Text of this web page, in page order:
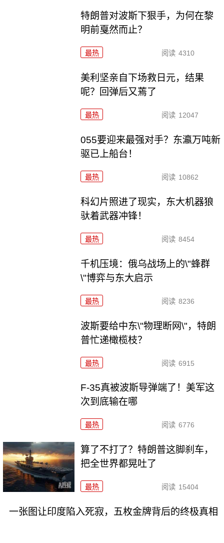
特朗普对波斯下狠手，为何在黎
明前戛然而止？
最热 阅读 4310
美利坚亲自下场救日元，结果
呢？回弹后又蔫了
最热 阅读 12047
055要迎来最强对手？东瀛万吨新
驱已上船台！
最热 阅读 10862
科幻片照进了现实，东大机器狼
驮着武器冲锋！
最热 阅读 8454
千机压境：俄乌战场上的\"蜂群
\"博弈与东大启示
最热 阅读 8236
波斯要给中东\"物理断网\"，特朗
普忙递橄榄枝？
最热 阅读 6915
F-35真被波斯导弹端了！美军这
次到底输在哪
最热 阅读 6776
算了不打了？特朗普这脚刹车，
把全世界都晃吐了
最热 阅读 15404
一张图让印度陷入死寂，五枚金牌背后的终极真相